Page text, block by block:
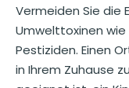
Vermeiden Sie die
Umwelttoxinen
Pestiziden. Einen
in Ihrem Zuhause